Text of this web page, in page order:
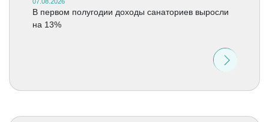
В первом полугодии доходы санаториев выросли
на 13%